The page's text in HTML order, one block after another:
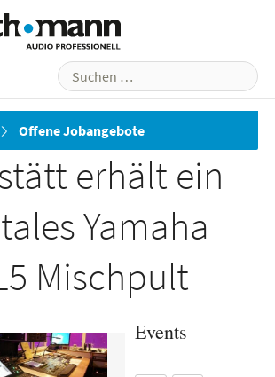
Offene Jobangebote
Stadttheater
erhält ein
Yamaha
Mischpult
Events